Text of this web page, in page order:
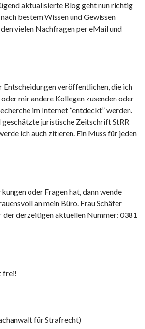
aktualisierte Blog geht nun richtig
bestem Wissen und Gewissen
vielen Nachfragen per eMail und
Entscheidungen veröffentlichen, die ich
mir andere Kollegen zusenden oder
im Internet “entdeckt” werden.
geschätzte juristische Zeitschrift StRR
ich auch zitieren. Ein Muss für jeden
oder Fragen hat, dann wende
an mein Büro. Frau Schäfer
der derzeitigen aktuellen Nummer: 0381
frei!
für Strafrecht)